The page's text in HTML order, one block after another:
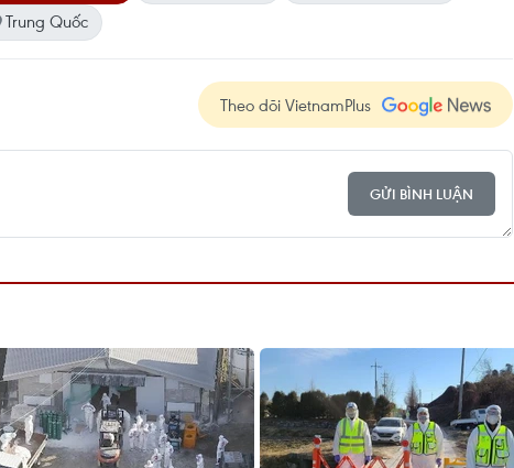
Trung Quốc
Theo dõi VietnamPlus
GỬI BÌNH LUẬN